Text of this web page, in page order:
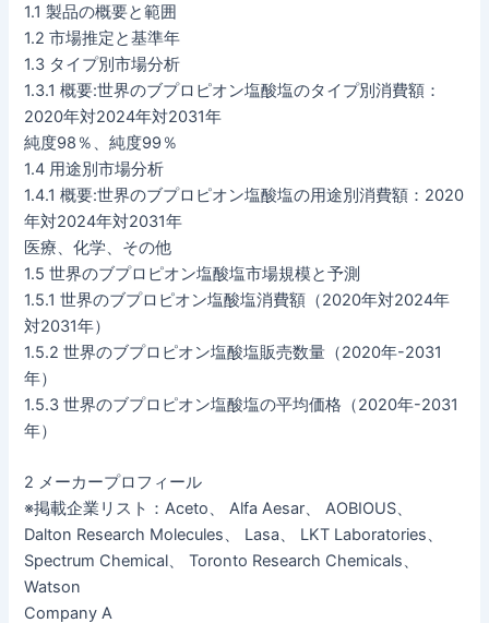
1.1 製品の概要と範囲
1.2 市場推定と基準年
1.3 タイプ別市場分析
1.3.1 概要:世界のブプロピオン塩酸塩のタイプ別消費額：
2020年対2024年対2031年
純度98％、純度99％
1.4 用途別市場分析
1.4.1 概要:世界のブプロピオン塩酸塩の用途別消費額：2020
年対2024年対2031年
医療、化学、その他
1.5 世界のブプロピオン塩酸塩市場規模と予測
1.5.1 世界のブプロピオン塩酸塩消費額（2020年対2024年
対2031年）
1.5.2 世界のブプロピオン塩酸塩販売数量（2020年-2031
年）
1.5.3 世界のブプロピオン塩酸塩の平均価格（2020年-2031
年）
2 メーカープロフィール
※掲載企業リスト：Aceto、 Alfa Aesar、 AOBIOUS、
Dalton Research Molecules、 Lasa、 LKT Laboratories、
Spectrum Chemical、 Toronto Research Chemicals、
Watson
Company A